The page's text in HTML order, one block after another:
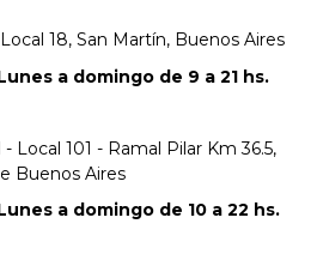
18, San Martín, Buenos Aires
a domingo de 9 a 21 hs.
Local 101 - Ramal Pilar Km 36.5,
Buenos Aires
a domingo de 10 a 22 hs.